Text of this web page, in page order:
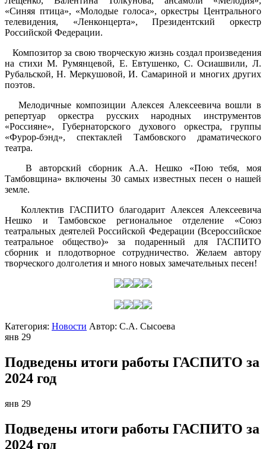
«Синяя птица», «Молодые голоса», оркестры Центрального
телевидения, «Ленконцерта», Президентский оркестр
Российской Федерации.
Композитор за свою творческую жизнь создал произведения
на стихи М. Румянцевой, Е. Евтушенко, С. Осиашвили, Л.
Рубальской, Н. Меркушовой, И. Самариной и многих других
поэтов.
Мелодичные композиции Алексея Алексеевича вошли в
репертуар оркестра русских народных инструментов
«Россияне», Губернаторского духового оркестра, группы
«Фурор-бэнд», спектаклей Тамбовского драматического
театра.
В авторский сборник А.А. Нешко «Пою тебя, моя
Тамбовщина» включены 30 самых известных песен о нашей
земле.
Коллектив ГАСПИТО благодарит Алексея Алексеевича
Нешко и Тамбовское региональное отделение «Союз
театральных деятелей Российской Федерации (Всероссийское
театральное общество)» за подаренный для ГАСПИТО
сборник и плодотворное сотрудничество. Желаем автору
творческого долголетия и много новых замечательных песен!
Категория: Новости Автор: С.А. Сысоева
янв 29
Подведены итоги работы ГАСПИТО за
2024 год
янв 29
Подведены итоги работы ГАСПИТО за
2024 год